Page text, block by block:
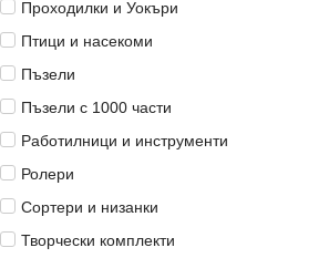
Проходилки и Уокъри
Птици и насекоми
Пъзели
Пъзели с 1000 части
Работилници и инструменти
Ролери
Сортери и низанки
Творчески комплекти